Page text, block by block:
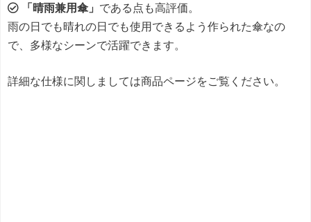
「晴雨兼用傘」 である点も高評価。
雨の日でも晴れの日でも使用できるよう作られた傘なの
で、多様なシーンで活躍できます。
詳細な仕様に関しましては商品ページをご覧ください。